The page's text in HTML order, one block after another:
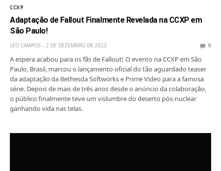
CCXP
Adaptação de Fallout Finalmente Revelada na CCXP em
São Paulo!
LÉO CAMPOS 2 DE DEZEMBRO DE 2023 0
A espera acabou para os fãs de Fallout! O evento na CCXP em São
Paulo, Brasil, marcou o lançamento oficial do tão aguardado teaser
da adaptação da Bethesda Softworks e Prime Video para a famosa
série. Depois de mais de três anos desde o anúncio da colaboração,
o público finalmente teve um vislumbre do deserto pós-nuclear
ganhando vida nas telas.